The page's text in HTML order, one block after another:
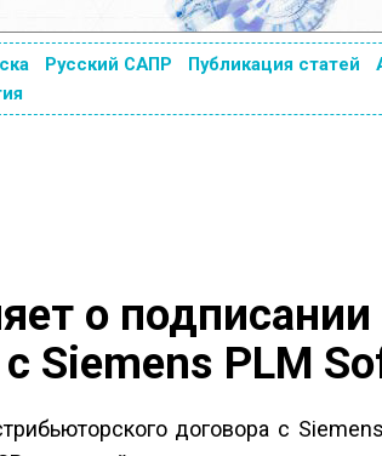
Русский САПР Публикация статей
о подписании
Siemens PLM
договора с